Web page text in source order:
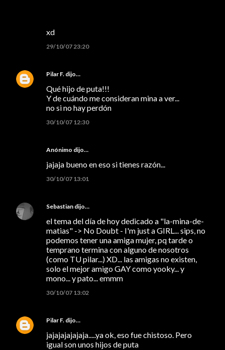
xd
29/10/07 23:20
Pilar F. dijo…
Qué hijo de puta!!!
Y de cuándo me consideran mina a ver...
no si no hay perdón
30/10/07 12:30
Anónimo dijo…
jajaja bueno en eso si tienes razón...
30/10/07 13:01
Sebastian dijo…
el tema del día de hoy dedicado a "la-mina-de-
matias" -> No Doubt - I'm just a GIRL... sips, no
podemos tener una amiga mujer, pq tarde o
temprano termina con alguno de nosotros
(como TU pilar...) XD... las amigas no existen,
solo el mejor amigo GAY como yooky... y
mono... y pato... emmm
30/10/07 13:02
Pilar F. dijo…
jajajajajajaja.....ya ok, eso fue chistoso. Pero
igual son unos hijos de puta